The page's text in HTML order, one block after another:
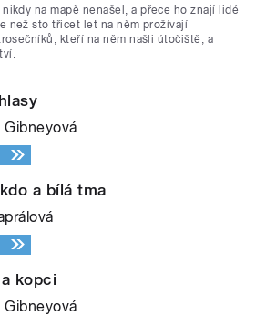
na mapě nenašel, a přece ho znají lidé
než sto třicet let na něm prožívají
kteří na něm našli útočiště, a
Gibneyová
a bílá tma
kopci
Gibneyová